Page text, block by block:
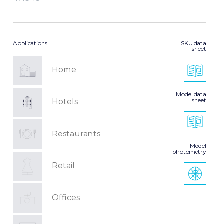
Applications
Home
Hotels
Restaurants
Retail
Offices
SKU data
sheet
Model data
sheet
Model
photometry